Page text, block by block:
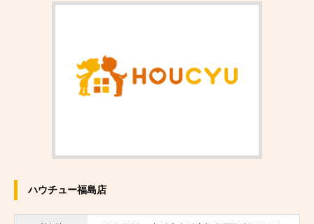
ハウチュー福島店